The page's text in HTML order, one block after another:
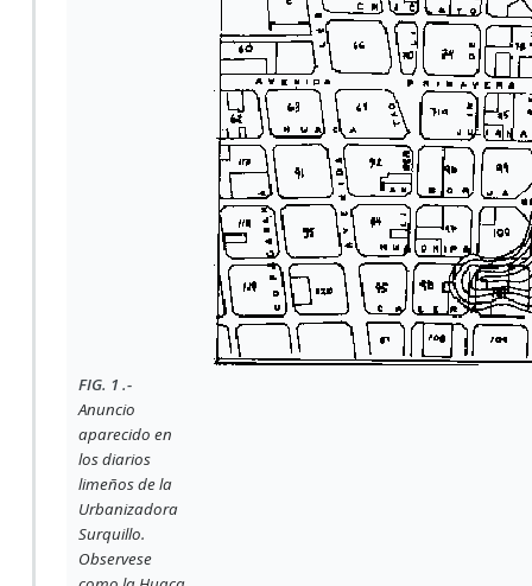
FIG. 1 .-
Anuncio
aparecido en
los diarios
limeños de la
Urbanizadora
Surquillo.
Observese